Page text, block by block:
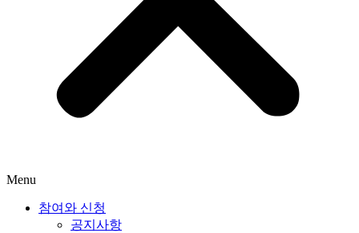
Menu
참여와 신청
공지사항